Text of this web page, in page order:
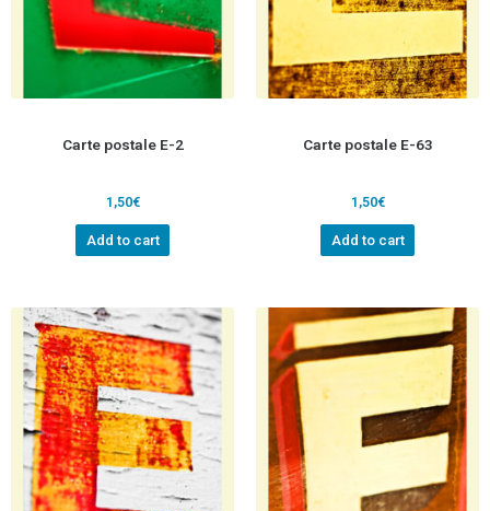
Carte postale E-2
1,50€
Add to cart
Carte postale E-63
1,50€
Add to cart